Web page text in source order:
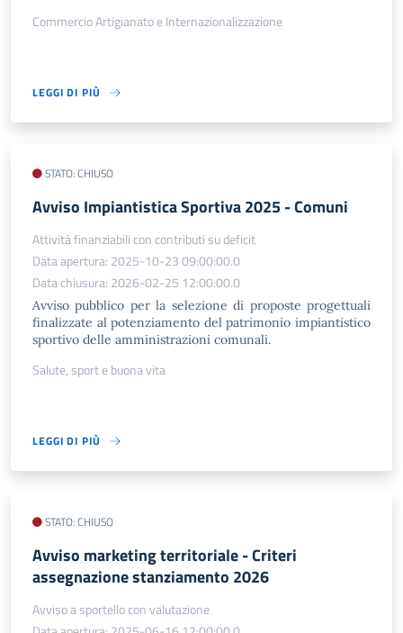
Commercio Artigianato e Internazionalizzazione
LEGGI DI PIÙ
STATO: CHIUSO
Avviso Impiantistica Sportiva 2025 - Comuni
Attività finanziabili con contributi su deficit
Data apertura: 2025-10-23 09:00:00.0
Data chiusura: 2026-02-25 12:00:00.0
Avviso pubblico per la selezione di proposte progettuali
finalizzate al potenziamento del patrimonio impiantistico
sportivo delle amministrazioni comunali.
Salute, sport e buona vita
LEGGI DI PIÙ
STATO: CHIUSO
Avviso marketing territoriale - Criteri
assegnazione stanziamento 2026
Avviso a sportello con valutazione